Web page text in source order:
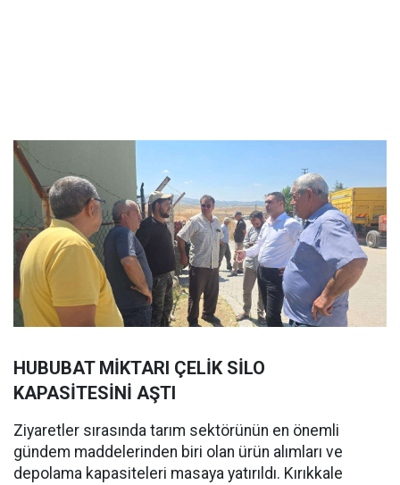
HUBUBAT MİKTARI ÇELİK SİLO
KAPASİTESİNİ AŞTI
Ziyaretler sırasında tarım sektörünün en önemli
gündem maddelerinden biri olan ürün alımları ve
depolama kapasiteleri masaya yatırıldı. Kırıkkale